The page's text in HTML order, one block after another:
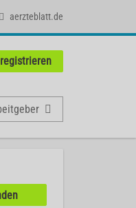
aerzteblatt.de